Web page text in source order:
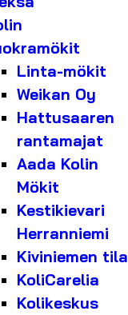
Linta-mökit
Weikan Oy
Hattusaaren
rantamajat
Aada Kolin
Mökit
Kestikievari
Herranniemi
Kiviniemen tila
KoliCarelia
Kolikeskus